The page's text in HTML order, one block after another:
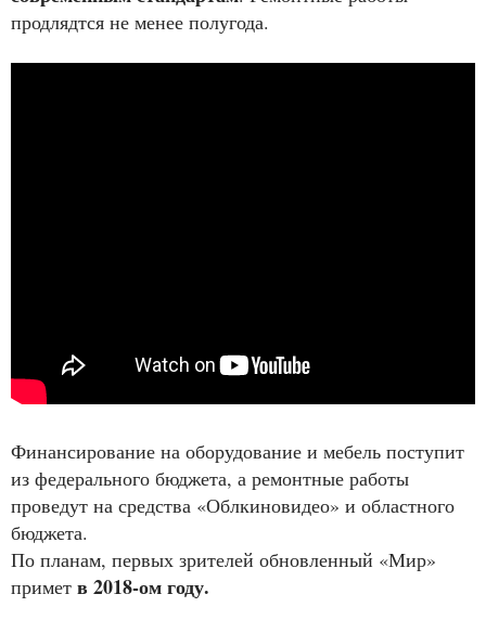
продлядтся не менее полугода.
Финансирование на оборудование и мебель поступит
из федерального бюджета, а ремонтные работы
проведут на средства «Облкиновидео» и областного
бюджета.
По планам, первых зрителей обновленный «Мир»
примет в 2018-ом году.